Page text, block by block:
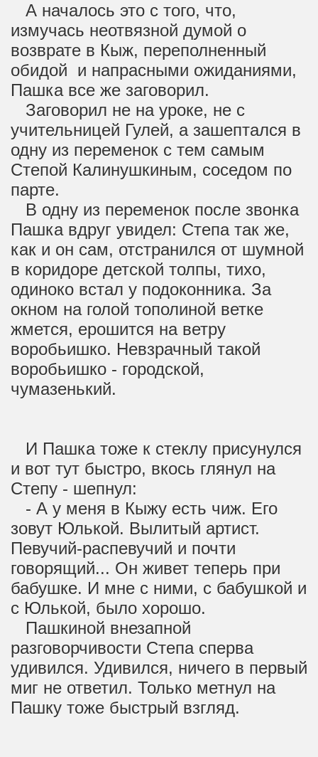
А началось это с того, что,
измучась неотвязной думой о
возврате в Кыж, переполненный
обидой и напрасными ожиданиями,
Пашка все же заговорил.
Заговорил не на уроке, не с
учительницей Гулей, а зашептался в
одну из переменок с тем самым
Степой Калинушкиным, соседом по
парте.
В одну из переменок после звонка
Пашка вдруг увидел: Степа так же,
как и он сам, отстранился от шумной
в коридоре детской толпы, тихо,
одиноко встал у подоконника. За
окном на голой тополиной ветке
жмется, ерошится на ветру
воробьишко. Невзрачный такой
воробьишко - городской,
чумазенький.
И Пашка тоже к стеклу присунулся
и вот тут быстро, вкось глянул на
Степу - шепнул:
- А у меня в Кыжу есть чиж. Его
зовут Юлькой. Вылитый артист.
Певучий-распевучий и почти
говорящий... Он живет теперь при
бабушке. И мне с ними, с бабушкой и
с Юлькой, было хорошо.
Пашкиной внезапной
разговорчивости Степа сперва
удивился. Удивился, ничего в первый
миг не ответил. Только метнул на
Пашку тоже быстрый взгляд.